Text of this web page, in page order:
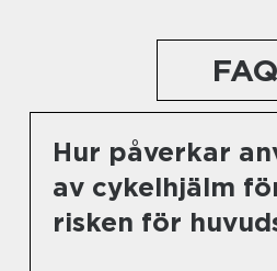
FAQ
Hur påverkar
av cykelhjälm
risken för